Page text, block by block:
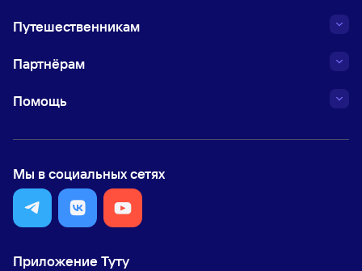
Путешественникам
Партнёрам
Помощь
Мы в социальных сетях
Приложение Туту